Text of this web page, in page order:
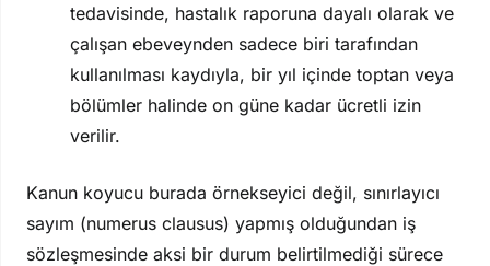
tedavisinde, hastalık raporuna dayalı olarak ve
çalışan ebeveynden sadece biri tarafından
kullanılması kaydıyla, bir yıl içinde toptan veya
bölümler halinde on güne kadar ücretli izin
verilir.
Kanun koyucu burada örnekseyici değil, sınırlayıcı
sayım (numerus clausus) yapmış olduğundan iş
sözleşmesinde aksi bir durum belirtilmediği sürece